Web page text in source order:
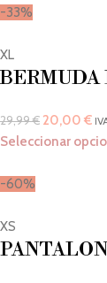
-33%
XL
BERMUDA
29,99€ 20,00 €
Seleccionar
-60%
XS